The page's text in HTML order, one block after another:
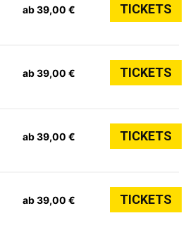
ab 39,00 € TICKETS
ab 39,00 € TICKETS
ab 39,00 € TICKETS
ab 39,00 € TICKETS